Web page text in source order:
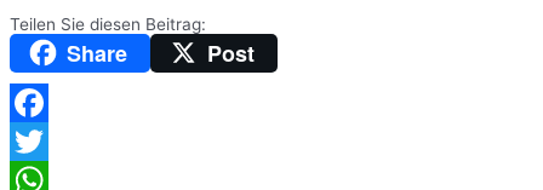
Teilen Sie diesen Beitrag:
Share Post
Facebook
Twitter